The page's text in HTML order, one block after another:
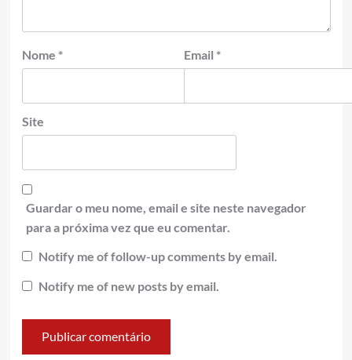
Nome * Email *
Site
Guardar o meu nome, email e site neste navegador
para a próxima vez que eu comentar.
Notify me of follow-up comments by email.
Notify me of new posts by email.